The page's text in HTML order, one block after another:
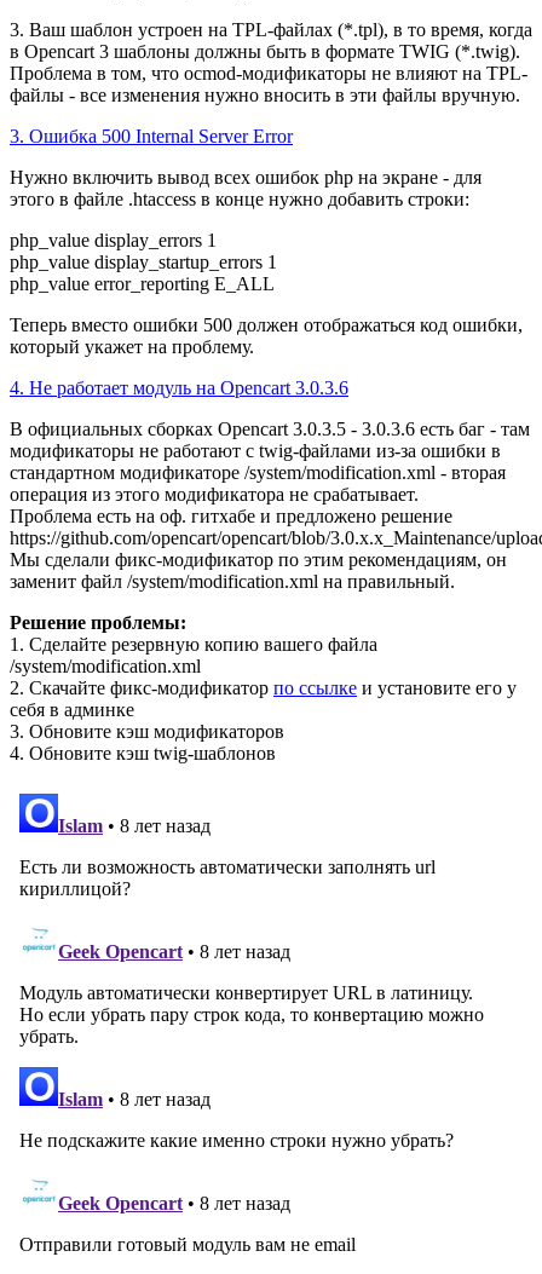
3. Ваш шаблон устроен на TPL-файлах (*.tpl), в то время, когда
в Opencart 3 шаблоны должны быть в формате TWIG (*.twig).
Проблема в том, что ocmod-модификаторы не влияют на TPL-
файлы - все изменения нужно вносить в эти файлы вручную.
3. Ошибка 500 Internal Server Error
Нужно включить вывод всех ошибок php на экране - для
этого в файле .htaccess в конце нужно добавить строки:
php_value display_errors 1
php_value display_startup_errors 1
php_value error_reporting E_ALL
Теперь вместо ошибки 500 должен отображаться код ошибки,
который укажет на проблему.
4. Не работает модуль на Opencart 3.0.3.6
В официальных сборках Opencart 3.0.3.5 - 3.0.3.6 есть баг - там
модификаторы не работают с twig-файлами из-за ошибки в
стандартном модификаторе /system/modification.xml - вторая
операция из этого модификатора не срабатывает.
Проблема есть на оф. гитхабе и предложено решение
https://github.com/opencart/opencart/blob/3.0.x.x_Maintenance/
Мы сделали фикс-модификатор по этим рекомендациям, он
заменит файл /system/modification.xml на правильный.
Решение проблемы:
1. Сделайте резервную копию вашего файла
/system/modification.xml
2. Скачайте фикс-модификатор по ссылке и установите его у
себя в админке
3. Обновите кэш модификаторов
4. Обновите кэш twig-шаблонов